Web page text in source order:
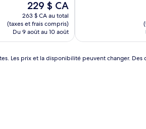
Le
prix
est
de
229 $ CA
229 $ CA
263 $ CA au total
(taxes et frais compris)
Du 9 août au 10 août
Les prix et la disponibilité peuvent changer.